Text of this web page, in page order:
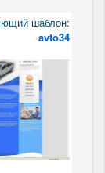
шаблон:
avto34